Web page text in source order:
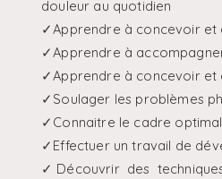
douleur au quotidien
✓Apprendre à concevoir et
✓Apprendre à
✓Apprendre à concevoir et
✓Soulager les problèmes
✓Connaitre le cadre
✓Effectuer un travail de
✓Découvrir des